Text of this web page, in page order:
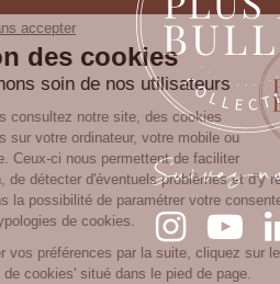
Suivez-
Continuer sans accepter
Gestion des cookies
Nous prenons soin de nos
Lorsque vous consultez notre site, des
sont déposés sur votre ordinateur, votre
votre tablette. Ceux-ci nous permettent
la navigation, de détecter d'éventuels
vous laissons la possibilité de
différentes typologies de cookies.
Pour modifier vos préférences par la
'Préférences de cookies' situé dans le